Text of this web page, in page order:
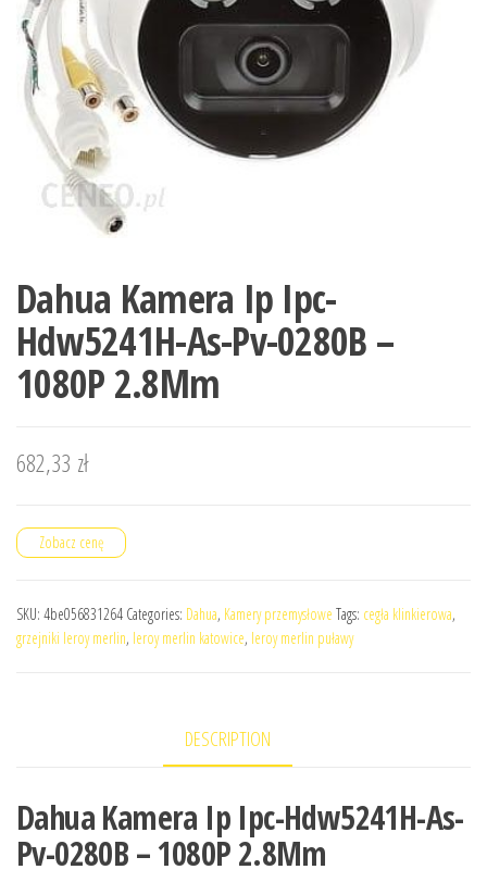
Dahua Kamera Ip Ipc-
Hdw5241H-As-Pv-0280B –
1080P 2.8Mm
682,33 zł
Zobacz cenę
SKU: 4be056831264 Categories: Dahua, Kamery przemysłowe Tags: cegła klinkierowa,
grzejniki leroy merlin, leroy merlin katowice, leroy merlin puławy
DESCRIPTION
Dahua Kamera Ip Ipc-Hdw5241H-As-
Pv-0280B – 1080P 2.8Mm